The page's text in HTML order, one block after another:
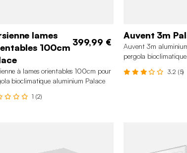
lames
100cm 399,99 €
à lames orientables 100cm pour
bioclimatique aluminium Palace
1 (2)
Auvent 3m
Auvent 3m
pergola
3.2 (5)